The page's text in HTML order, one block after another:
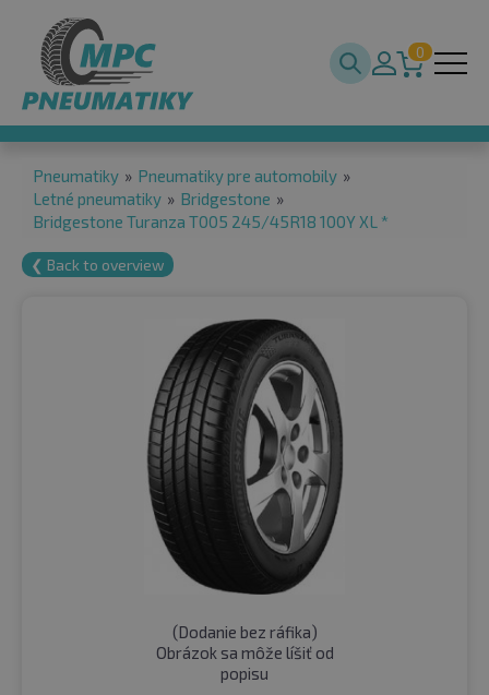
0
Pneumatiky » Pneumatiky pre automobily »
Letné pneumatiky » Bridgestone »
Bridgestone Turanza T005 245/45R18 100Y XL *
❮ Back to overview
(Dodanie bez ráfika)
Obrázok sa môže líšiť od
popisu